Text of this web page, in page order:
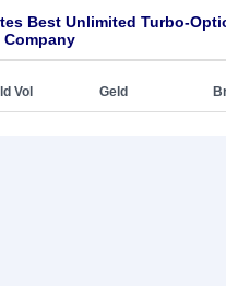
Best Unlimited Turbo-
Vol Geld